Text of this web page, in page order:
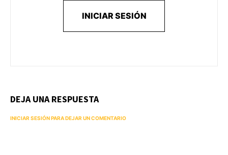
INICIAR SESIÓN
DEJA UNA RESPUESTA
INICIAR SESIÓN PARA DEJAR UN COMENTARIO